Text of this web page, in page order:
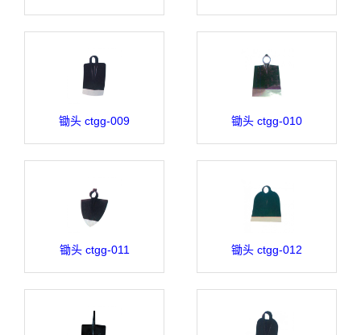
锄头 ctgg-009 锄头 ctgg-010
锄头 ctgg-011 锄头 ctgg-012